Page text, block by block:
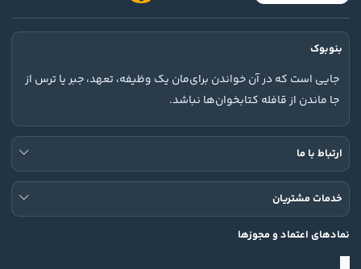
بنوبوک
جایی است که در آن خواندن برای‌مان یک وظیفه، تعهد، جبر یا ترس از
جا ماندن از قافله کتابخوان‌ها نباشد.
ارتباط با ما
خدمات مشتریان
نمادهای اعتماد و مجوزها